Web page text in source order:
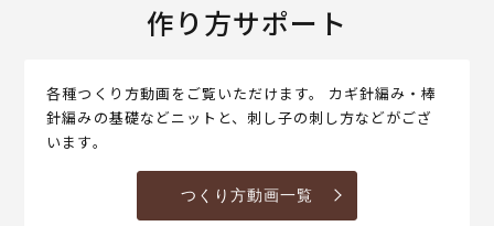
作り方サポート
各種つくり方動画をご覧いただけます。 カギ針編み・棒
針編みの基礎などニットと、刺し子の刺し方などがござ
います。
つくり方動画一覧